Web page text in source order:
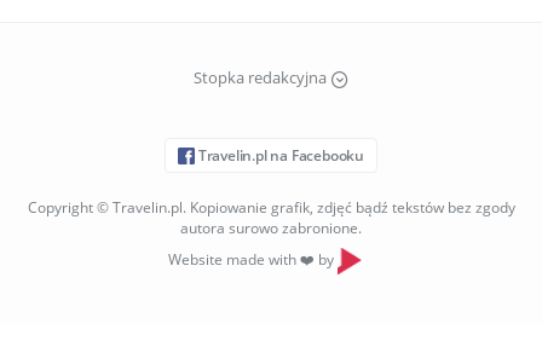
Stopka redakcyjna
Travelin.pl na Facebooku
Copyright © Travelin.pl. Kopiowanie grafik, zdjęć bądź tekstów bez zgody
autora surowo zabronione.
Website made with ❤️ by